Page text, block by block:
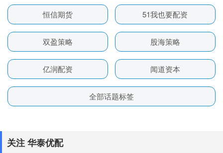
恒信期货 51我也要配资
双盈策略 股海策略
亿润配资 闻道资本
全部话题标签
关注 华泰优配